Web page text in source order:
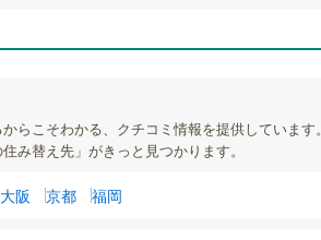
らこそわかる、クチコミ情報を提供しています。
み替え先」がきっと見つかります。
大阪 京都 福岡